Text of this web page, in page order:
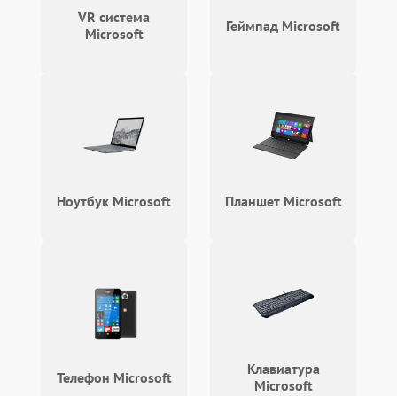
VR система
Microsoft
Геймпад Microsoft
Ноутбук Microsoft Планшет Microsoft
Телефон Microsoft
Клавиатура
Microsoft